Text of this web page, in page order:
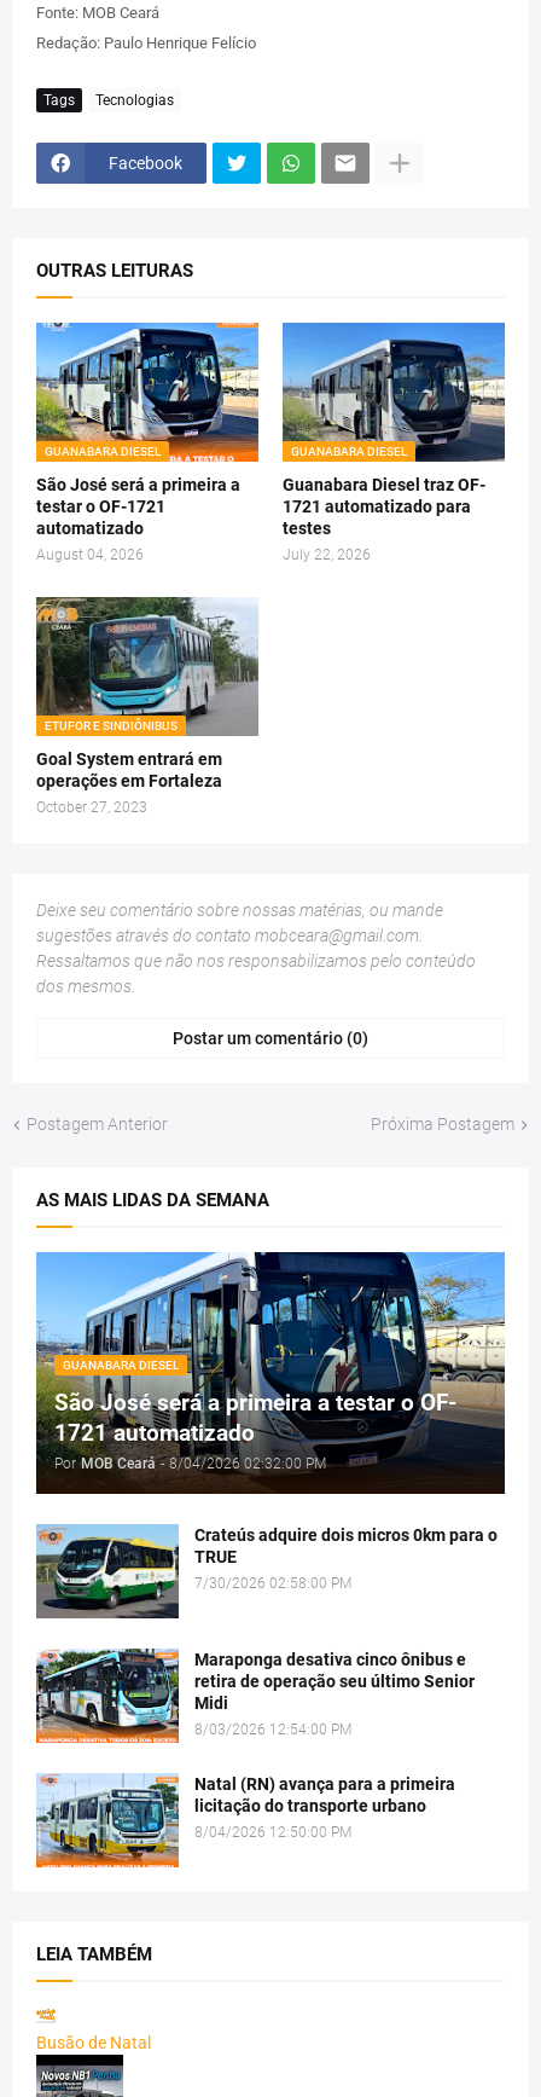
Fonte: MOB Ceará
Redação: Paulo Henrique Felício
Tags Tecnologias
Facebook
OUTRAS LEITURAS
GUANABARA DIESEL
São José será a primeira a
testar o OF-1721
automatizado
August 04, 2026
GUANABARA DIESEL
Guanabara Diesel traz OF-
1721 automatizado para
testes
July 22, 2026
ETUFOR E SINDIÔNIBUS
Goal System entrará em
operações em Fortaleza
October 27, 2023
Deixe seu comentário sobre nossas matérias, ou mande
sugestões através do contato mobceara@gmail.com
Ressaltamos que não nos responsabilizamos pelo conteúdo
dos mesmos.
Postar um comentário (0)
Postagem Anterior Próxima Postagem
AS MAIS LIDAS DA SEMANA
GUANABARA DIESEL
São José será a primeira a testar o OF-
1721 automatizado
Por MOB Ceará - 8/04/2026 02:32:00 PM
Crateús adquire dois micros 0km para o
TRUE
7/30/2026 02:58:00 PM
Maraponga desativa cinco ônibus e
retira de operação seu último Senior
Midi
8/03/2026 12:54:00 PM
Natal (RN) avança para a primeira
licitação do transporte urbano
8/04/2026 12:50:00 PM
LEIA TAMBÉM
Busão de Natal